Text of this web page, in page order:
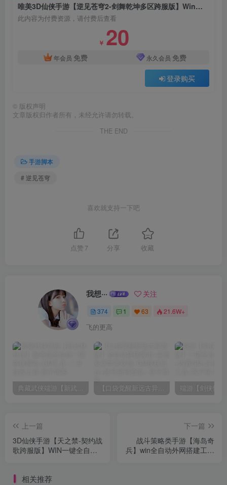
唯美3D仙侠手游【逆见苍穹2-剑舞乾坤多区跨服版】Win一键自动搭建外网端+多区跨服+安卓+GM授权后台++详细搭建教程
此内容为付费资源，请付费后查看
￥ 20
年会员 免费 永久会员 免费
登录购买
© 版权声明
文章版权归作者所有，未经允许请勿转载。
THE END
手游脚本
# 逆见苍穹
喜欢就支持一下吧
点赞 7 分享 收藏
我想··· 关注
374 1 63 21.6W+
飞的更高
典藏武侠端游【新武林外传】服务端全自动一键搭建脚本+GM工具+二开修改工具 【口袋觉醒新远古异兽版】全自动搭建脚本+亲测安卓苹果双端+GM授权后台+账号密码验证+
上一篇
3D仙侠手游【天之禁-契约战
歌跨服版】WIN一键全自动
授权后台+手工端详细搭建教
下一篇
战斗策略类手游【海岛奇
兵】win全自动外网搭建工具
相关推荐